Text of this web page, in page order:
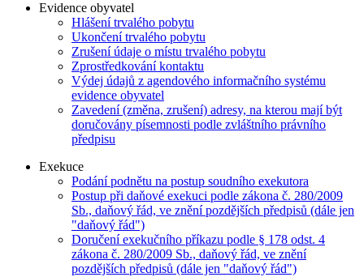
Evidence obyvatel
Hlášení trvalého pobytu
Ukončení trvalého pobytu
Zrušení údaje o místu trvalého pobytu
Zprostředkování kontaktu
Výdej údajů z agendového informačního systému
evidence obyvatel
Zavedení (změna, zrušení) adresy, na kterou mají být
doručovány písemnosti podle zvláštního právního
předpisu
Exekuce
Podání podnětu na postup soudního exekutora
Postup při daňové exekuci podle zákona č. 280/2009
Sb., daňový řád, ve znění pozdějších předpisů (dále jen
"daňový řád")
Doručení exekučního příkazu podle § 178 odst. 4
zákona č. 280/2009 Sb., daňový řád, ve znění
pozdějších předpisů (dále jen "daňový řád")